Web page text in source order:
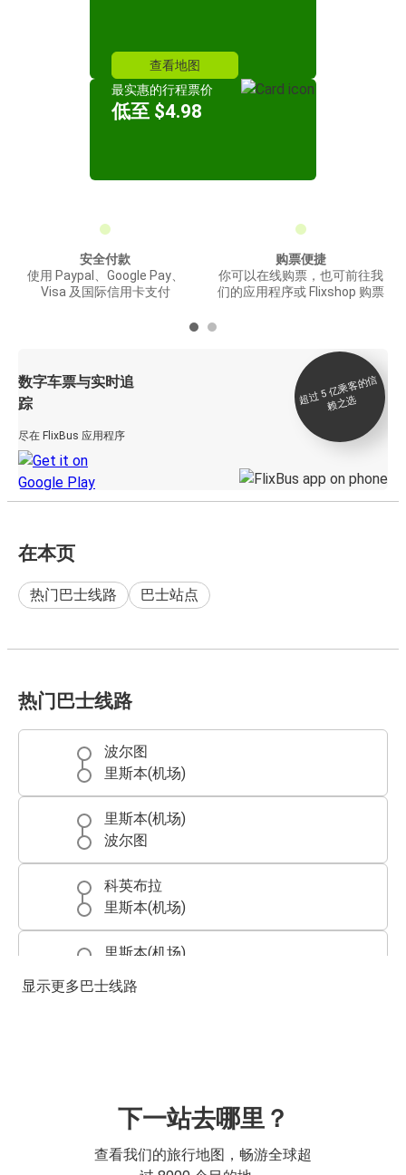
查看地图
最实惠的行程票价
低至 $4.98
安全付款
使用 Paypal、Google Pay、
Visa 及国际信用卡支付
购票便捷
你可以在线购票，也可前往我
们的应用程序或 Flixshop 购票
数字车票与实时追
踪
尽在 FlixBus 应用程序
超
过 5
亿
乘
客
的
信
赖
之
选
在本页
热门巴士线路 巴士站点
热门巴士线路
波尔图
里斯本(机场)
里斯本(机场)
波尔图
科英布拉
里斯本(机场)
里斯本(机场)
科英布拉
里斯本(机场)
法蒂玛
显示更多巴士线路
下一站去哪里？
查看我们的旅行地图，畅游全球超